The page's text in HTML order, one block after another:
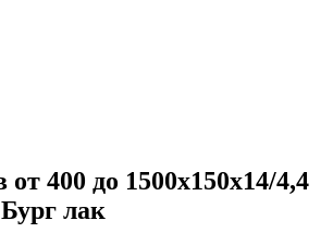
400 до 1500х150х14/4,4
лак